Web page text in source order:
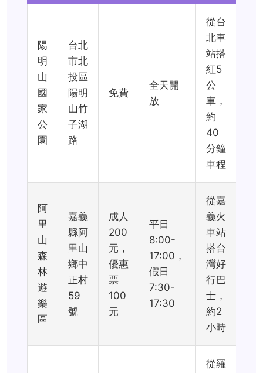
陽
明
山
國
家
公
園
台北
市北
投區
陽明
山竹
子湖
路
免費
全天開
放
從台
北車
站搭
紅5
公
車，
約
40
分鐘
車程
阿
里
山
森
林
遊
樂
區
嘉義
縣阿
里山
鄉中
正村
59
號
成人
200
元，
優惠
票
100
元
平日
8:00-
17:00，
假日
7:30-
17:30
從嘉
義火
車站
搭台
灣好
行巴
士，
約2
小時
從羅